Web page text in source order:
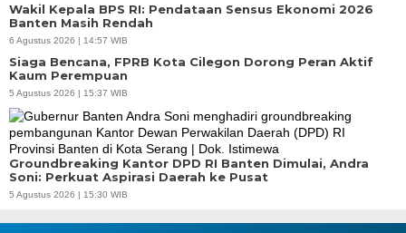
Wakil Kepala BPS RI: Pendataan Sensus Ekonomi 2026
Banten Masih Rendah
6 Agustus 2026 | 14:57 WIB
Siaga Bencana, FPRB Kota Cilegon Dorong Peran Aktif
Kaum Perempuan
5 Agustus 2026 | 15:37 WIB
Groundbreaking Kantor DPD RI Banten Dimulai, Andra
Soni: Perkuat Aspirasi Daerah ke Pusat
5 Agustus 2026 | 15:30 WIB